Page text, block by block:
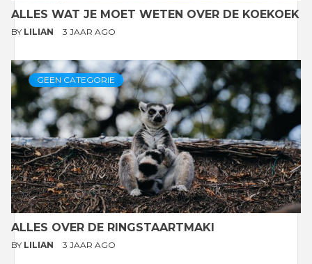
ALLES WAT JE MOET WETEN OVER DE KOEKOEK
BY LILIAN 3 JAAR AGO
GEEN CATEGORIE
ALLES OVER DE RINGSTAARTMAKI
BY LILIAN 3 JAAR AGO